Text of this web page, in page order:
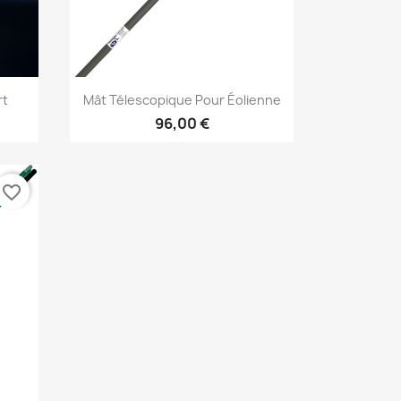
Aperçu rapide
Mât Télescopique Pour Éolienne
96,00 €
favorite_border